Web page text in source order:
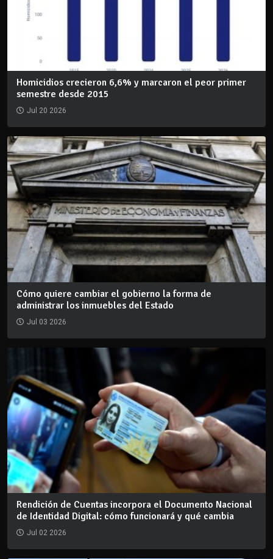
Homicidios crecieron 6,6% y marcaron el peor primer
semestre desde 2015
Jul 20 2026
Cómo quiere cambiar el gobierno la forma de
administrar los inmuebles del Estado
Jul 03 2026
Rendición de Cuentas incorpora el Documento Nacional
de Identidad Digital: cómo funcionará y qué cambia
Jul 02 2026